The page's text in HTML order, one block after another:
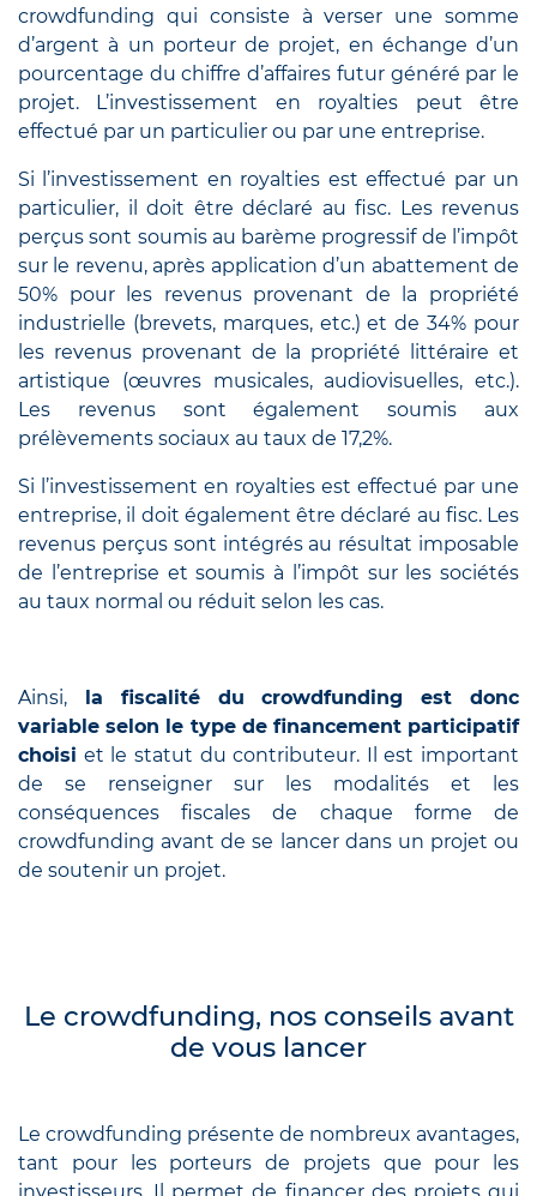
crowdfunding qui consiste à verser une somme
d’argent à un porteur de projet, en échange d’un
pourcentage du chiffre d’affaires futur généré par le
projet. L’investissement en royalties peut être
effectué par un particulier ou par une entreprise.
Si l’investissement en royalties est effectué par un
particulier, il doit être déclaré au fisc. Les revenus
perçus sont soumis au barème progressif de l’impôt
sur le revenu, après application d’un abattement de
50% pour les revenus provenant de la propriété
industrielle (brevets, marques, etc.) et de 34% pour
les revenus provenant de la propriété littéraire et
artistique (œuvres musicales, audiovisuelles, etc.).
Les revenus sont également soumis aux
prélèvements sociaux au taux de 17,2%.
Si l’investissement en royalties est effectué par une
entreprise, il doit également être déclaré au fisc. Les
revenus perçus sont intégrés au résultat imposable
de l’entreprise et soumis à l’impôt sur les sociétés
au taux normal ou réduit selon les cas.
Ainsi, la fiscalité du crowdfunding est donc
variable selon le type de financement participatif
choisi et le statut du contributeur. Il est important
de se renseigner sur les modalités et les
conséquences fiscales de chaque forme de
crowdfunding avant de se lancer dans un projet ou
de soutenir un projet.
Le crowdfunding, nos conseils avant
de vous lancer
Le crowdfunding présente de nombreux avantages,
tant pour les porteurs de projets que pour les
investisseurs. Il permet de financer des projets qui